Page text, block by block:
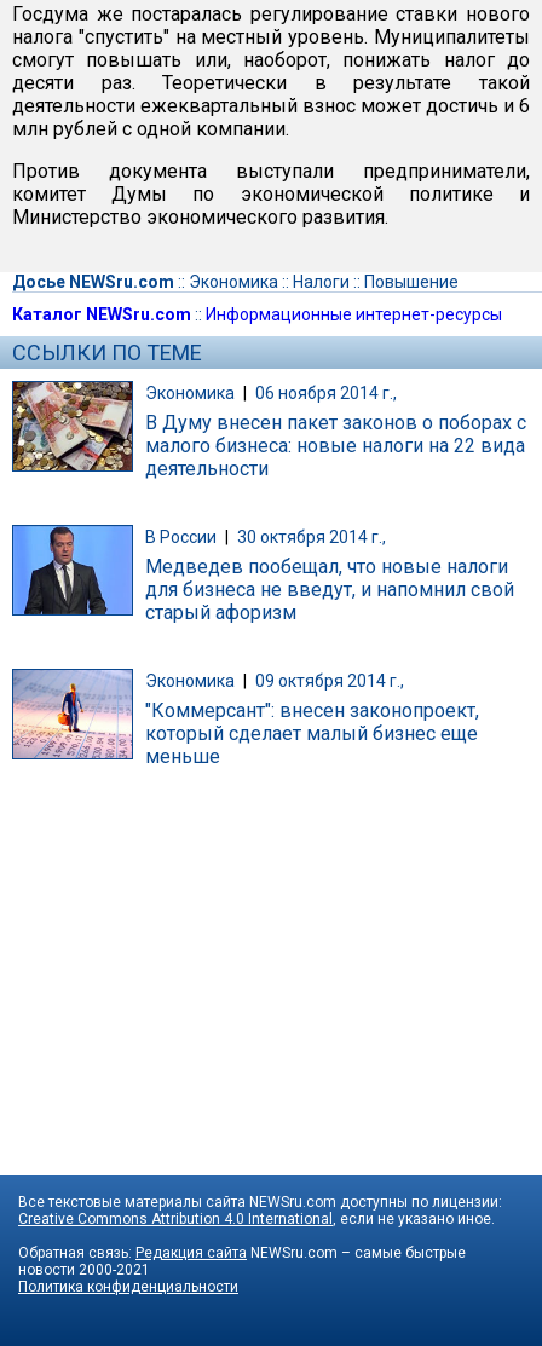
Госдума же постаралась регулирование ставки нового
налога "спустить" на местный уровень. Муниципалитеты
смогут повышать или, наоборот, понижать налог до
десяти раз. Теоретически в результате такой
деятельности ежеквартальный взнос может достичь и 6
млн рублей с одной компании.
Против документа выступали предприниматели,
комитет Думы по экономической политике и
Министерство экономического развития.
Досье NEWSru.com :: Экономика :: Налоги :: Повышение
Каталог NEWSru.com :: Информационные интернет-ресурсы
ССЫЛКИ ПО ТЕМЕ
Экономика | 06 ноября 2014 г.,
В Думу внесен пакет законов о поборах с
малого бизнеса: новые налоги на 22 вида
деятельности
В России 30 октября 2014 г.,
Медведев пообещал, что новые налоги
для бизнеса не введут, и напомнил свой
старый афоризм
Экономика 09 октября 2014 г.,
"Коммерсант": внесен законопроект,
который сделает малый бизнес еще
меньше
Все текстовые материалы сайта NEWSru.com доступны по лицензии:
Creative Commons Attribution 4.0 International , если не указано иное.
Обратная связь: Редакция сайта NEWSru.com – самые быстрые
новости 2000-2021
Политика конфиденциальности